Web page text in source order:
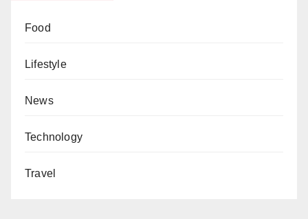
Food
Lifestyle
News
Technology
Travel